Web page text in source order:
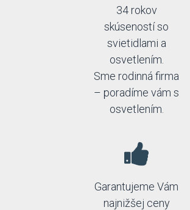
34 rokov
skúseností so
svietidlami a
osvetlením.
Sme rodinná firma
– poradíme vám s
osvetlením.
Garantujeme Vám
najnižšej ceny